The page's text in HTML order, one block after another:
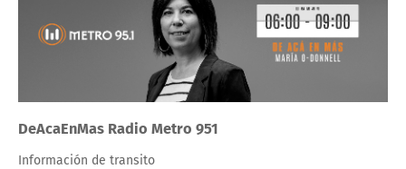
DeAcaEnMas Radio Metro 951
Información de transito